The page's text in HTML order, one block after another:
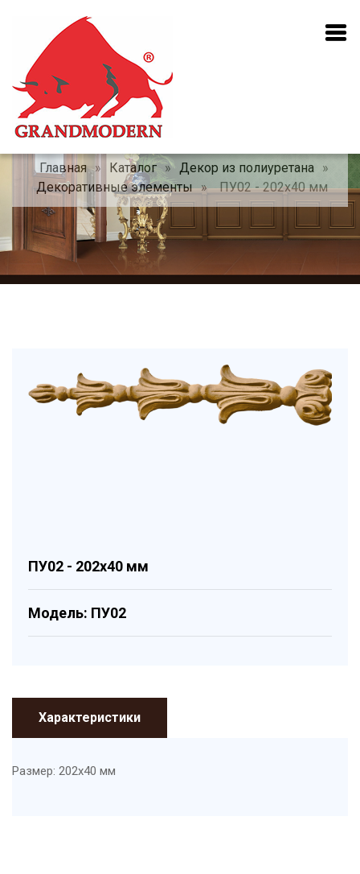
Главная » Каталог » Декор из полиуретана »
Декоративные элементы » ПУ02 - 202x40 мм
ПУ02 - 202x40 мм
Модель: ПУ02
Характеристики
Размер: 202x40 мм